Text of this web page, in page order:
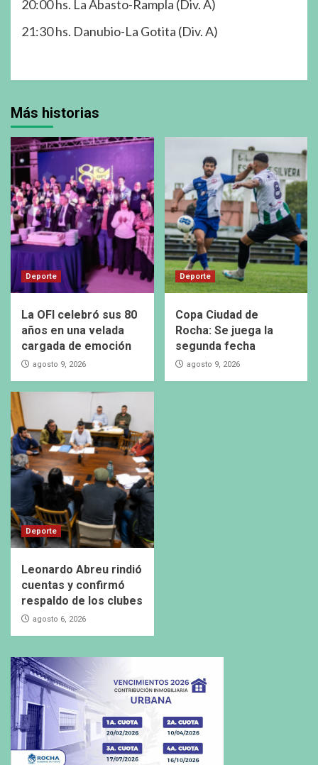
20:00 hs. La Abasto-Rampla (Div. A)
21:30 hs. Danubio-La Gotita (Div. A)
Más historias
Deporte
La OFI celebró sus 80
años en una velada
cargada de emoción
agosto 9, 2026
Deporte
Copa Ciudad de
Rocha: Se juega la
segunda fecha
agosto 9, 2026
Deporte
Leonardo Abreu rindió
cuentas y confirmó
respaldo de los clubes
agosto 6, 2026